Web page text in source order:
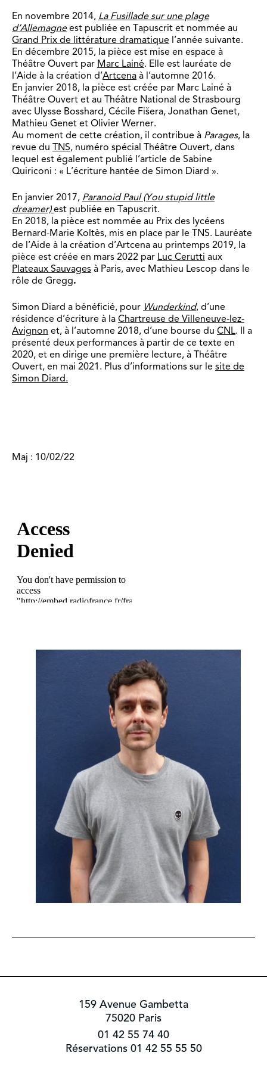
En novembre 2014, La Fusillade sur une plage
d’Allemagneest publiée en Tapuscrit et nommée au
Grand Prix de littérature dramatique l’année suivante.
En décembre 2015, la pièce est mise en espace à
Théâtre Ouvert par Marc Lainé. Elle est lauréate de
l’Aide à la création d’Artcena à l’automne 2016.
En janvier 2018, la pièce est créée par Marc Lainé à
Théâtre Ouvert et au Théâtre National de Strasbourg
avec Ulysse Bosshard, Cécile Fišera, Jonathan Genet,
Mathieu Genet et Olivier Werner.
Au moment de cette création, il contribue à Parages, la
revue du TNS, numéro spécial Théâtre Ouvert, dans
lequel est également publié l’article de Sabine
Quiriconi : « L’écriture hantée de Simon Diard ».
En janvier 2017, Paranoid Paul (You stupid little
dreamer)est publiée en Tapuscrit.
En 2018, la pièce est nommée au Prix des lycéens
Bernard-Marie Koltès, mis en place par le TNS. Lauréate
de l’Aide à la création d’Artcena au printemps 2019, la
pièce est créée en mars 2022 par Luc Cerutti aux
Plateaux Sauvages à Paris, avec Mathieu Lescop dans le
rôle de Gregg.
Simon Diard a bénéficié, pour Wunderkind, d’une
résidence d’écriture à la Chartreuse de Villeneuve-lez-
Avignon et, à l’automne 2018, d’une bourse du CNL. Il a
présenté deux performances à partir de ce texte en
2020, et en dirige une première lecture, à Théâtre
Ouvert, en mai 2021. Plus d’informations sur le site de
Simon Diard.
Maj : 10/02/22
159 Avenue Gambetta
75020 Paris
01 42 55 74 40
Réservations 01 42 55 55 50